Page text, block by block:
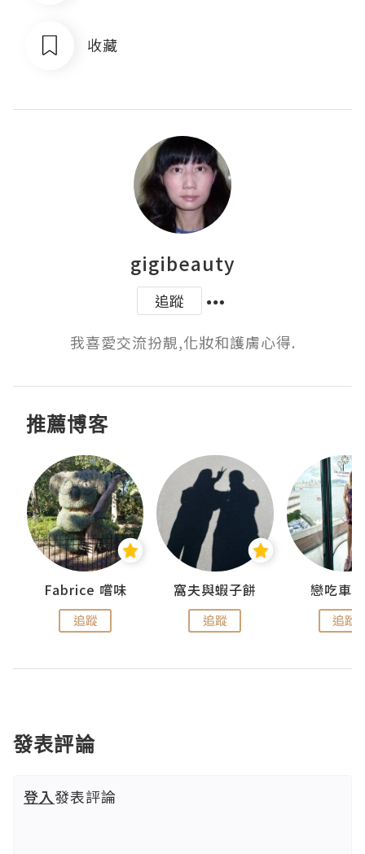
收藏
gigibeauty
追蹤
我喜愛交流扮靚,化妝和護膚心得.
推薦博客
Fabrice 嚐味
追蹤
窩夫與蝦子餅
追蹤
戀吃車
追蹤
發表評論
登入發表評論